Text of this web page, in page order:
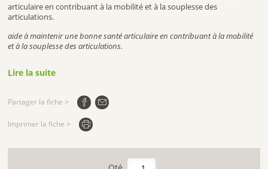
articulaire en contribuant à la mobilité et à la souplesse des
articulations.
aide à maintenir une bonne santé articulaire en contribuant à la mobilité
et à la souplesse des articulations.
1.PROPRIETES DE ARKO BIO HARPAGOPHYTUM :
Son efficacité est universellement reconnue. Utilisée depuis des
centaines d’années par les peuples du sud de l’Afrique pour ses
multiples bienfaits sur les articulations, on utilise ses racines
secondaires en phytothérapie, car ce sont les parties les plus riches en
flexibilité articulaire
Lire la suite
Partager la fiche >
Imprimer la fiche >
quantité